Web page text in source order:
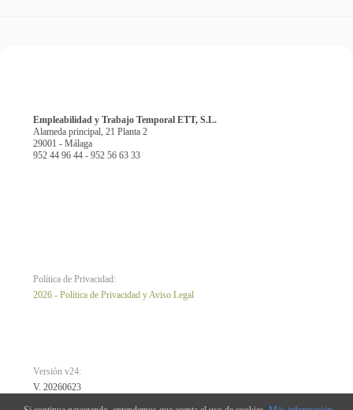
Empleabilidad y Trabajo Temporal ETT, S.L.
Alameda principal, 21 Planta 2
29001 - Málaga
952 44 96 44 - 952 56 63 33
Política de Privacidad:
2026 - Política de Privacidad y Aviso Legal
Versión v24:
V. 20260623